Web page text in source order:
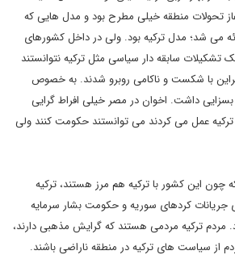
تحولات منطقه خیلی مطرح بود و مدل هایی که
می شد؛ مدل ترکیه بود. ولی در داخل کشورهای
تشکیلات سابقه دار سیاسی مثل ترکیه نتوانستند
با شکست و ناکامی روبرو شدند. به خصوص
داشت. اخوان در مصر خیلی افراط گرایی
عمل می کردند می توانستند حکومت کنند ولی
چون این کشور با ترکیه هم مرز هستند، ترکیه
جریانات کردهای سوریه و حکومت بشار سرمایه
ترکیه مردمی هستند که گرایش مذهبی دارند،
از سیاست های ترکیه در منطقه ناراضی باشند.